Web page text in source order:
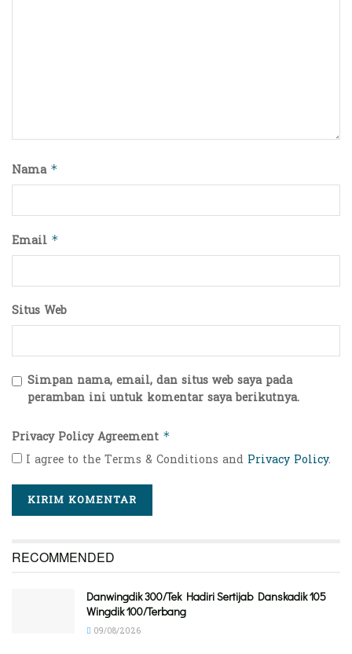
Nama *
Email *
Situs Web
Simpan nama, email, dan situs web saya pada
peramban ini untuk komentar saya berikutnya.
Privacy Policy Agreement *
I agree to the Terms & Conditions and Privacy Policy.
RECOMMENDED
Danwingdik 300/Tek Hadiri Sertijab Danskadik 105
Wingdik 100/Terbang
09/08/2026